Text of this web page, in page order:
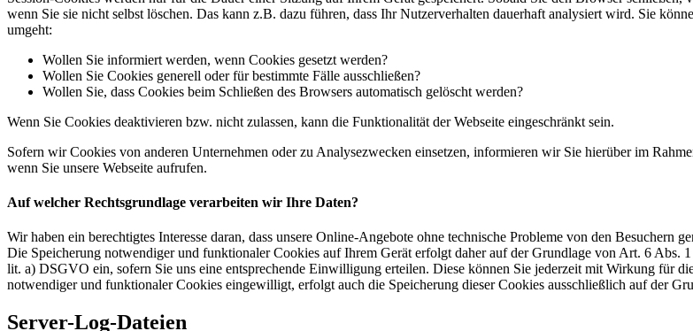
wenn Sie sie nicht selbst löschen. Das kann z.B. dazu führen, dass Ihr Nutzerverhalten dauerhaft analysiert wird. Sie
umgeht:
Wollen Sie informiert werden, wenn Cookies gesetzt werden?
Wollen Sie Cookies generell oder für bestimmte Fälle ausschließen?
Wollen Sie, dass Cookies beim Schließen des Browsers automatisch gelöscht werden?
Wenn Sie Cookies deaktivieren bzw. nicht zulassen, kann die Funktionalität der Webseite eingeschränkt sein.
Sofern wir Cookies von anderen Unternehmen oder zu Analysezwecken einsetzen, informieren wir Sie hierüber im
wenn Sie unsere Webseite aufrufen.
Auf welcher Rechtsgrundlage verarbeiten wir Ihre Daten?
Wir haben ein berechtigtes Interesse daran, dass unsere Online-Angebote ohne technische Probleme von den
Die Speicherung notwendiger und funktionaler Cookies auf Ihrem Gerät erfolgt daher auf der Grundlage von Art. 6
lit. a) DSGVO ein, sofern Sie uns eine entsprechende Einwilligung erteilen. Diese können Sie jederzeit mit Wirkung für
notwendiger und funktionaler Cookies eingewilligt, erfolgt auch die Speicherung dieser Cookies ausschließlich auf der
Server-Log-Dateien